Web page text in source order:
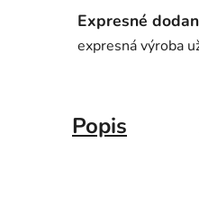
Expresné
expresná výroba
Popis